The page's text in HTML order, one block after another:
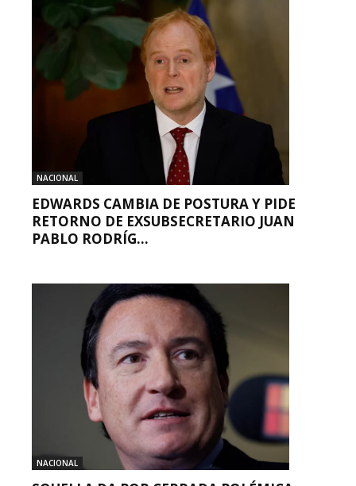
NACIONAL
EDWARDS CAMBIA DE POSTURA Y PIDE
RETORNO DE EXSUBSECRETARIO JUAN
PABLO RODRÍG...
NACIONAL